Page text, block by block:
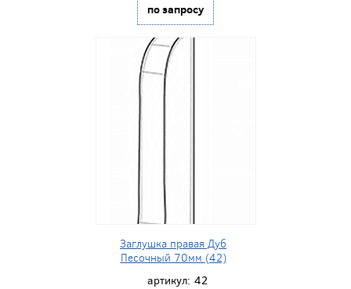
по запросу
Заглушка правая Дуб
Песочный 70мм (42)
артикул: 42